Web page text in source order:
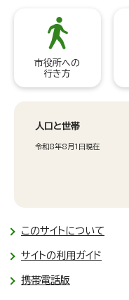
市役所への
行き方
人口と世帯
令和8年8月1日現在
このサイトについて
サイトの利用ガイド
携帯電話版